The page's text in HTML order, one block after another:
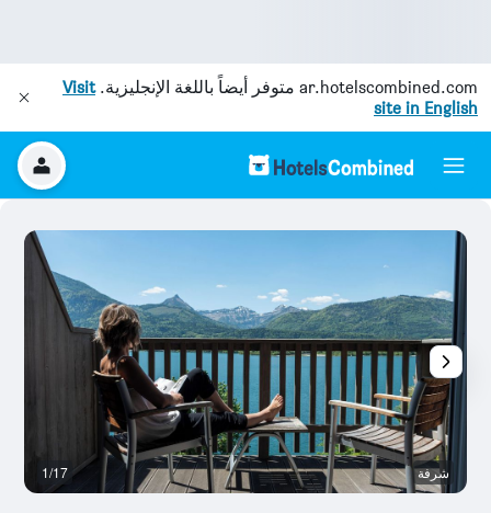
ar.hotelscombined.com متوفر أيضاً باللغة الإنجليزية.Visit
site in English
شرفة 1/17